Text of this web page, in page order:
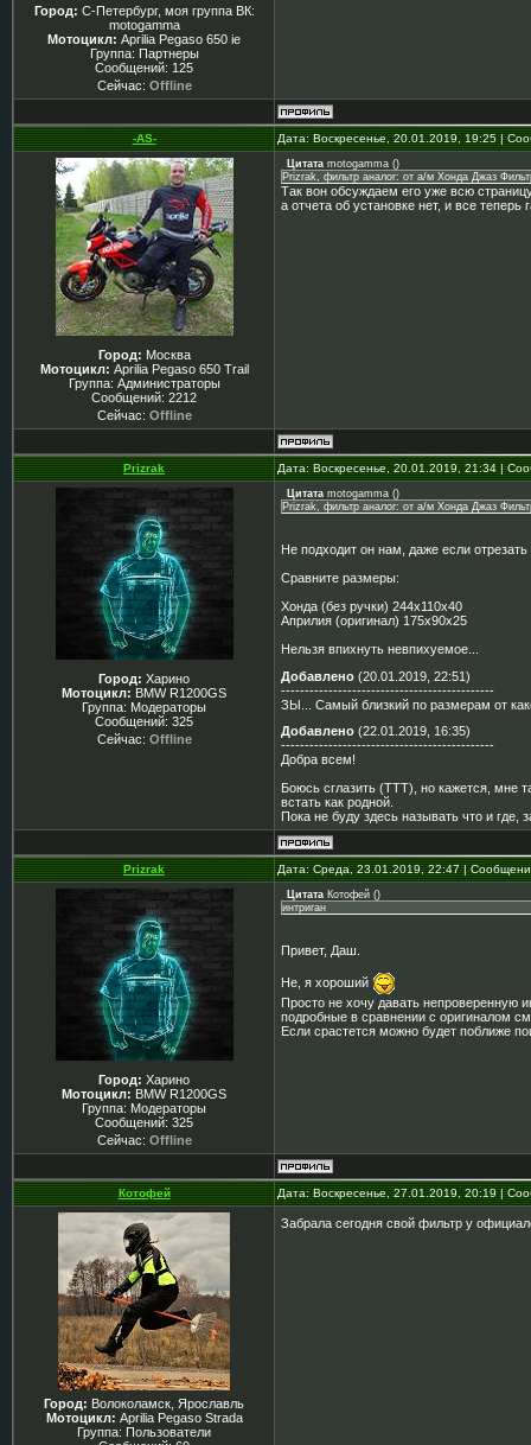
Город: С-Петербург, моя группа ВК:
motogamma
Мотоцикл: Aprilia Pegaso 650 ie
Группа: Партнеры
Сообщений: 125
Сейчас: Offline
-AS- Дата: Воскресенье, 20.01.2019, 19:25 |
Город: Москва
Мотоцикл: Aprilia Pegaso 650 Trail
Группа: Администраторы
Сообщений: 2212
Сейчас: Offline
Цитата motogamma ()
Prizrak, фильтр аналог: от а/м Хонда Джаз
Так вон обсуждаем его уже всю
а отчета об установке нет, и все теперь
Prizrak Дата: Воскресенье, 20.01.2019, 21:34 |
Город: Харино
Мотоцикл: BMW R1200GS
Группа: Модераторы
Сообщений: 325
Сейчас: Offline
Цитата motogamma ()
Prizrak, фильтр аналог: от а/м Хонда Джаз
Не подходит он нам, даже если
Сравните размеры:
Хонда (без ручки) 244х110х40
Априлия (оригинал) 175х90х25
Нельзя впихнуть невпихуемое...
Добавлено (20.01.2019, 22:51)
---------------------------------------------
ЗЫ... Самый близкий по размерам от
Добавлено (22.01.2019, 16:35)
---------------------------------------------
Добра всем!
Боюсь сглазить (ТТТ), но кажется, мне
встать как родной.
Пока не буду здесь называть что и
Prizrak Дата: Среда, 23.01.2019, 22:47 |
Город: Харино
Мотоцикл: BMW R1200GS
Группа: Модераторы
Сообщений: 325
Сейчас: Offline
Цитата Котофей ()
интриган
Привет, Даш.
Не, я хороший
Просто не хочу давать непроверенную
подробные в сравнении с оригиналом
Если срастется можно будет поближе
Котофей Дата: Воскресенье, 27.01.2019, 20:19 |
Город: Волоколамск, Ярославль
Мотоцикл: Aprilia Pegaso Strada
Группа: Пользователи
Забрала сегодня свой фильтр у